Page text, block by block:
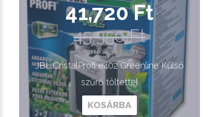
41,720 Ft
45,350 Ft
Nettó ár: 32,850 Ft
JBL CristalProfi e402 Greenline Külső
szűrő töltettel
KOSÁRBA